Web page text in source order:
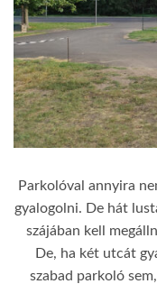
Parkolóval annyira
gyalogolni. De hát
szájában kell
De, ha két utcát
szabad parkoló